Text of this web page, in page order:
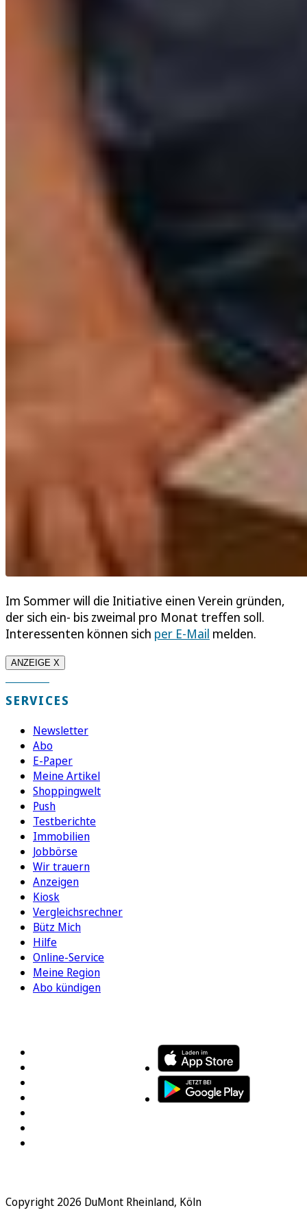
Im Sommer will die Initiative einen Verein gründen,
der sich ein- bis zweimal pro Monat treffen soll.
Interessenten können sich per E-Mail melden.
ANZEIGE X
SERVICES
Newsletter
Abo
E-Paper
Meine Artikel
Shoppingwelt
Push
Testberichte
Immobilien
Jobbörse
Wir trauern
Anzeigen
Kiosk
Vergleichsrechner
Bütz Mich
Hilfe
Online-Service
Meine Region
Abo kündigen
Copyright 2026 DuMont Rheinland, Köln